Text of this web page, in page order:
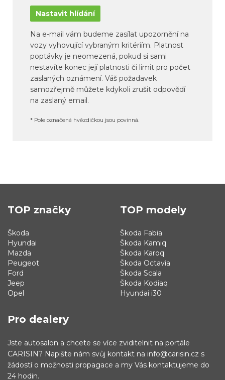
Na e-mail vám budeme zasílat upozornění na
vozy vyhovující vybraným kritériím. Platnost
poptávky je neomezená, pokud si sami
nestavíte konec její platnosti či limit pro počet
zaslaných oznámení. Váš požadavek
samozřejmě můžete kdykoli zrušit odpovědí
na zaslaný email.
* Pole označená hvězdičkou jsou povinná.
TOP značky
Škoda
Hyundai
Mazda
Peugeot
Ford
Jeep
Opel
TOP modely
Škoda Fabia
Škoda Kamiq
Škoda Karoq
Škoda Octavia
Škoda Scala
Škoda Kodiaq
Hyundai i30
Pro dealery
Jste autosalon a chcete se více zviditelnit na portále
CARISIN? Napište nám svůj kontakt na info@carisin.cz s
žádostí o možnosti propagace a my Vás kontaktujeme do
24 hodin.